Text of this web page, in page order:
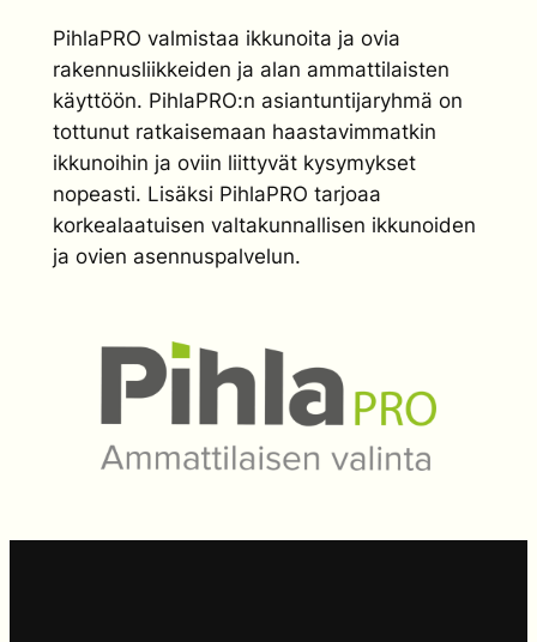
PihlaPRO valmistaa ikkunoita ja ovia
rakennusliikkeiden ja alan ammattilaisten
käyttöön. PihlaPRO:n asiantuntijaryhmä on
tottunut ratkaisemaan haastavimmatkin
ikkunoihin ja oviin liittyvät kysymykset
nopeasti. Lisäksi PihlaPRO tarjoaa
korkealaatuisen valtakunnallisen ikkunoiden
ja ovien asennuspalvelun.